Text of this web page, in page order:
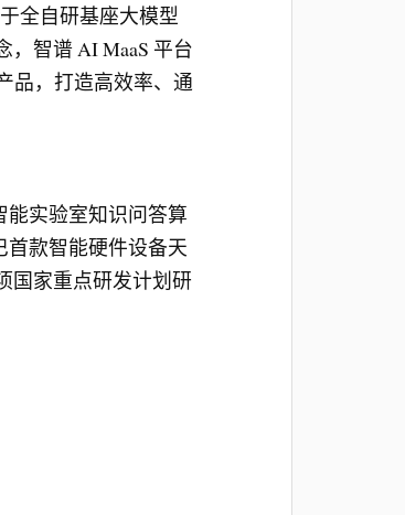
全自研基座大模型
，智谱 AI MaaS 平台
品，打造高效率、通
实验室知识问答算
款智能硬件设备天
国家重点研发计划研